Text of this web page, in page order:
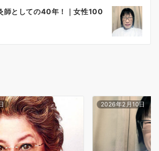
師としての40年！｜女性100
2026年2月10日